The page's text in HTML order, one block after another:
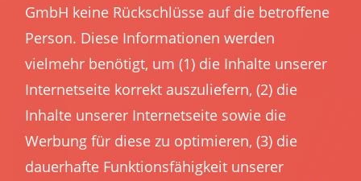
GmbH keine Rückschlüsse auf die betroffene
Person. Diese Informationen werden
vielmehr benötigt, um (1) die Inhalte unserer
Internetseite korrekt auszuliefern, (2) die
Inhalte unserer Internetseite sowie die
Werbung für diese zu optimieren, (3) die
dauerhafte Funktionsfähigkeit unserer